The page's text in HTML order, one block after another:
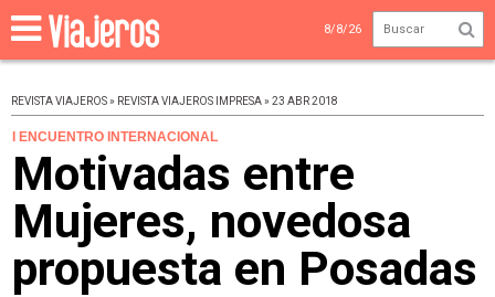
8/8/26
REVISTA VIAJEROS » REVISTA VIAJEROS IMPRESA » 23 ABR 2018
I ENCUENTRO INTERNACIONAL
Motivadas entre
Mujeres, novedosa
propuesta en Posadas